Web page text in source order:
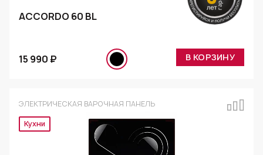
ACCORDO 60 BL
15 990 ₽ В КОРЗИНУ
ЭЛЕКТРИЧЕСКАЯ ВАРОЧНАЯ ПАНЕЛЬ
Эксклюзив